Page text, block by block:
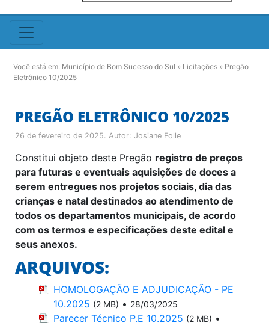
Você está em: Município de Bom Sucesso do Sul » Licitações » Pregão
Eletrônico 10/2025
PREGÃO ELETRÔNICO 10/2025
26 de fevereiro de 2025. Autor: Josiane Folle
Constitui objeto deste Pregão registro de preços
para futuras e eventuais aquisições de doces a
serem entregues nos projetos sociais, dia das
crianças e natal destinados ao atendimento de
todos os departamentos municipais, de acordo
com os termos e especificações deste edital e
seus anexos.
ARQUIVOS:
HOMOLOGAÇÃO E ADJUDICAÇÃO - PE
10.2025 (2 MB) • 28/03/2025
Parecer Técnico P.E 10.2025 (2 MB) •